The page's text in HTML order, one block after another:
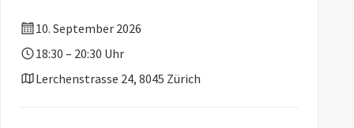
10. September 2026
18:30 – 20:30 Uhr
Lerchenstrasse 24, 8045 Zürich